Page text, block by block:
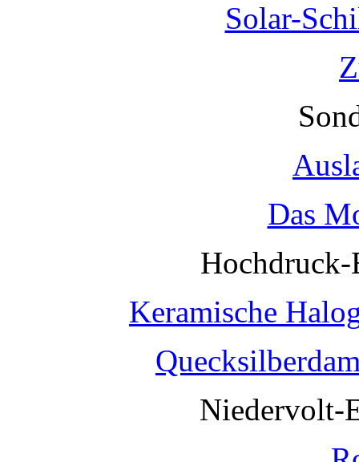
Solar-
Das
Hochdruck-
Keramische
Niedervolt-